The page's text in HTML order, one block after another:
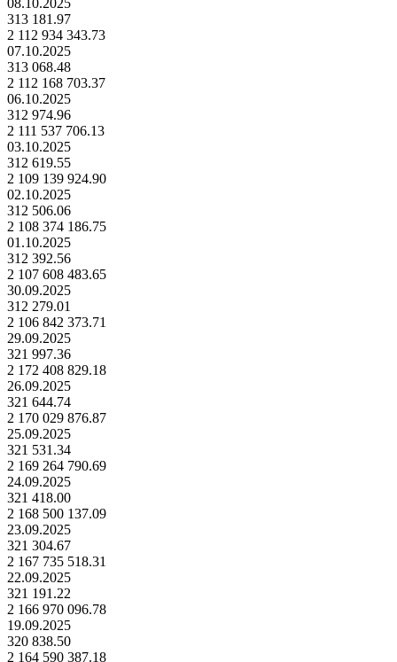
313 181.97
2 112 934 343.73
07.10.2025
313 068.48
2 112 168 703.37
06.10.2025
312 974.96
2 111 537 706.13
03.10.2025
312 619.55
2 109 139 924.90
02.10.2025
312 506.06
2 108 374 186.75
01.10.2025
312 392.56
2 107 608 483.65
30.09.2025
312 279.01
2 106 842 373.71
29.09.2025
321 997.36
2 172 408 829.18
26.09.2025
321 644.74
2 170 029 876.87
25.09.2025
321 531.34
2 169 264 790.69
24.09.2025
321 418.00
2 168 500 137.09
23.09.2025
321 304.67
2 167 735 518.31
22.09.2025
321 191.22
2 166 970 096.78
19.09.2025
320 838.50
2 164 590 387.18